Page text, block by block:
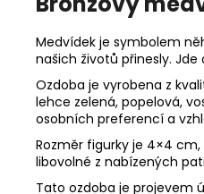
Medvídek je symbolem
našich životů přinesly.
Ozdoba je vyrobena z
lehce zelená, popelová,
osobních preferencí a
Rozměr figurky je 4×4
libovolné z nabízených
Tato ozdoba je projevem